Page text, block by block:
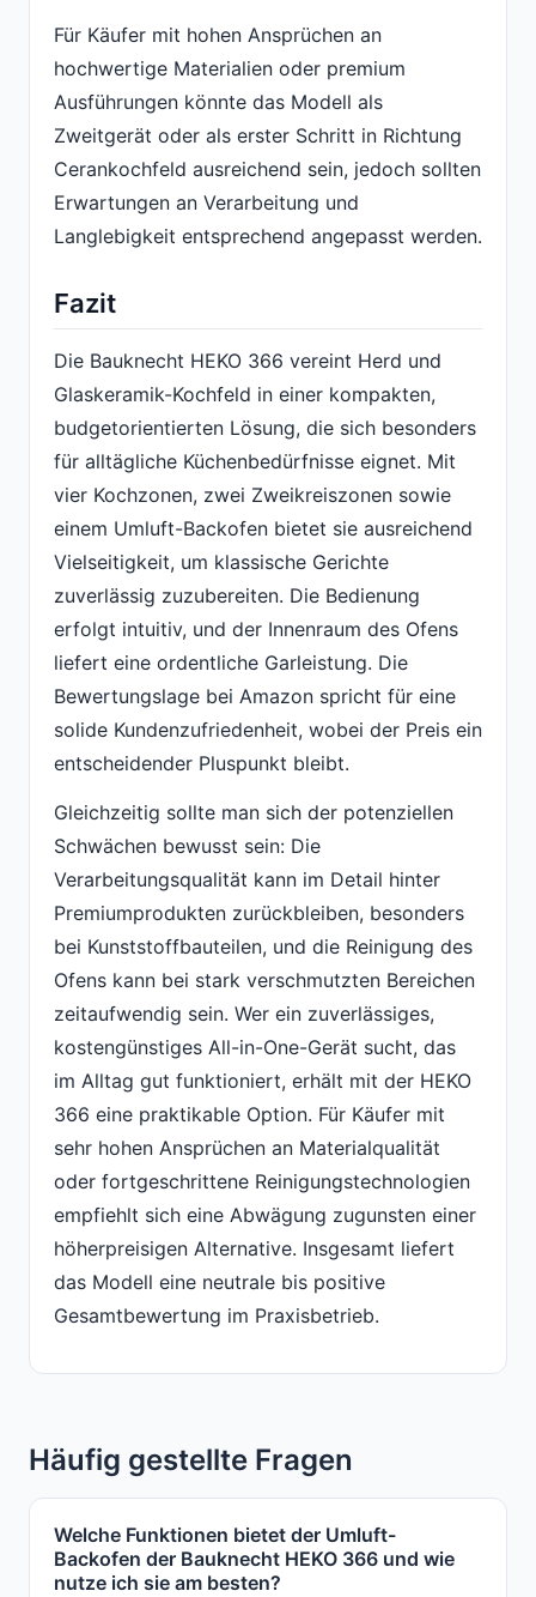
Für Käufer mit hohen Ansprüchen an
hochwertige Materialien oder premium
Ausführungen könnte das Modell als
Zweitgerät oder als erster Schritt in Richtung
Cerankochfeld ausreichend sein, jedoch sollten
Erwartungen an Verarbeitung und
Langlebigkeit entsprechend angepasst werden.
Fazit
Die Bauknecht HEKO 366 vereint Herd und
Glaskeramik-Kochfeld in einer kompakten,
budgetorientierten Lösung, die sich besonders
für alltägliche Küchenbedürfnisse eignet. Mit
vier Kochzonen, zwei Zweikreiszonen sowie
einem Umluft-Backofen bietet sie ausreichend
Vielseitigkeit, um klassische Gerichte
zuverlässig zuzubereiten. Die Bedienung
erfolgt intuitiv, und der Innenraum des Ofens
liefert eine ordentliche Garleistung. Die
Bewertungslage bei Amazon spricht für eine
solide Kundenzufriedenheit, wobei der Preis ein
entscheidender Pluspunkt bleibt.
Gleichzeitig sollte man sich der potenziellen
Schwächen bewusst sein: Die
Verarbeitungsqualität kann im Detail hinter
Premiumprodukten zurückbleiben, besonders
bei Kunststoffbauteilen, und die Reinigung des
Ofens kann bei stark verschmutzten Bereichen
zeitaufwendig sein. Wer ein zuverlässiges,
kostengünstiges All-in-One-Gerät sucht, das
im Alltag gut funktioniert, erhält mit der HEKO
366 eine praktikable Option. Für Käufer mit
sehr hohen Ansprüchen an Materialqualität
oder fortgeschrittene Reinigungstechnologien
empfiehlt sich eine Abwägung zugunsten einer
höherpreisigen Alternative. Insgesamt liefert
das Modell eine neutrale bis positive
Gesamtbewertung im Praxisbetrieb.
Häufig gestellte Fragen
Welche Funktionen bietet der Umluft-
Backofen der Bauknecht HEKO 366 und wie
nutze ich sie am besten?